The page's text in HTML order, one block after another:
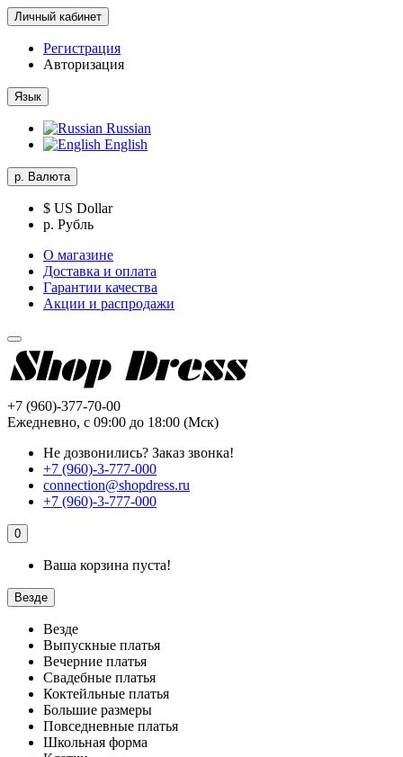
Личный кабинет
Регистрация
Авторизация
Язык
Russian
English
р. Валюта
$ US Dollar
р. Рубль
О магазине
Доставка и оплата
Гарантии качества
Акции и распродажи
+7 (960)-377-70-00
Ежедневно, с 09:00 до 18:00 (Мск)
Не дозвонились? Заказ звонка!
+7 (960)-3-777-000
connection@shopdress.ru
+7 (960)-3-777-000
0
Ваша корзина пуста!
Везде
Везде
Выпускные платья
Вечерние платья
Свадебные платья
Коктейльные платья
Большие размеры
Повседневные платья
Школьная форма